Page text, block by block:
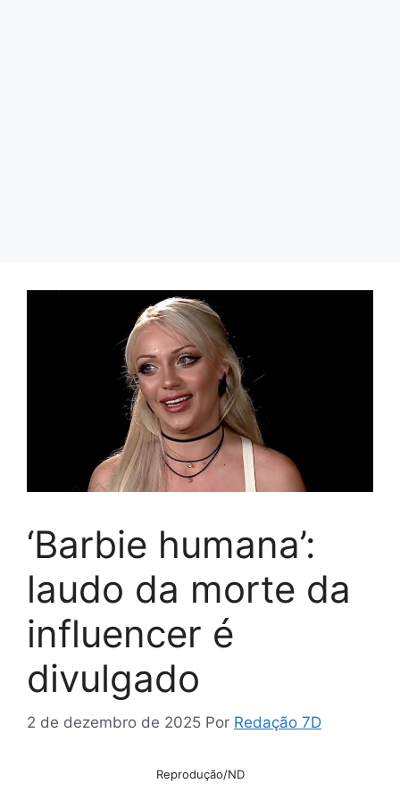
‘Barbie humana’:
laudo da morte da
influencer é
divulgado
2 de dezembro de 2025 Por Redação 7D
Reprodução/ND